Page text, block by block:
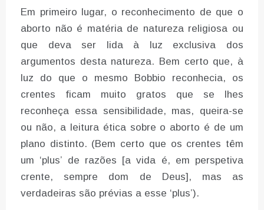
Em primeiro lugar, o reconhecimento de que o
aborto não é matéria de natureza religiosa ou
que deva ser lida à luz exclusiva dos
argumentos desta natureza. Bem certo que, à
luz do que o mesmo Bobbio reconhecia, os
crentes ficam muito gratos que se lhes
reconheça essa sensibilidade, mas, queira-se
ou não, a leitura ética sobre o aborto é de um
plano distinto. (Bem certo que os crentes têm
um ‘plus’ de razões [a vida é, em perspetiva
crente, sempre dom de Deus], mas as
verdadeiras são prévias a esse ‘plus’).